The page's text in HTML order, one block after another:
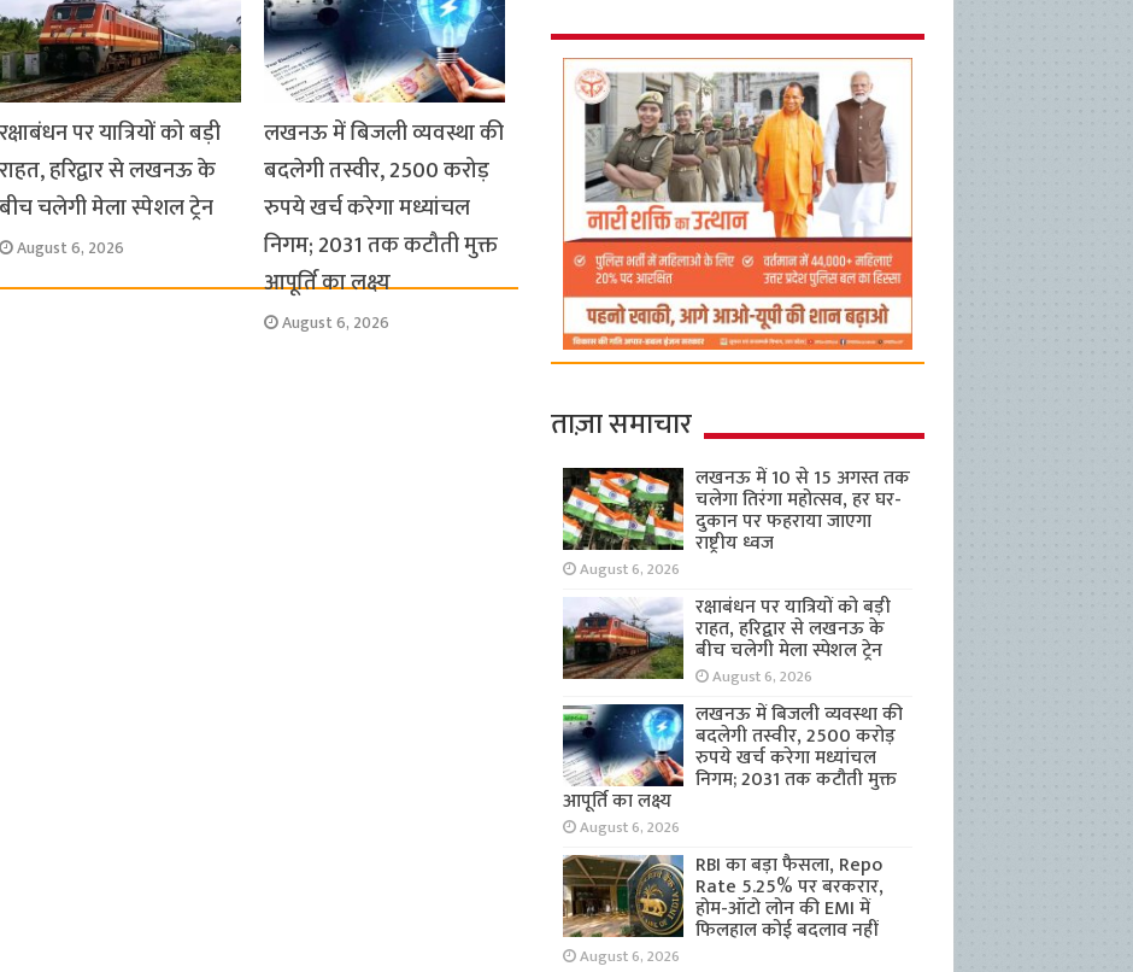
रक्षाबंधन पर यात्रियों को बड़ी
राहत, हरिद्वार से लखनऊ के
बीच चलेगी मेला स्पेशल ट्रेन
August 6, 2026
लखनऊ में बिजली व्यवस्था की
बदलेगी तस्वीर, 2500 करोड़
रुपये खर्च करेगा मध्यांचल
निगम; 2031 तक कटौती मुक्त
आपूर्ति का लक्ष्य
August 6, 2026
ताज़ा समाचार
लखनऊ में 10 से 15 अगस्त तक
चलेगा तिरंगा महोत्सव, हर घर-
दुकान पर फहराया जाएगा
राष्ट्रीय ध्वज
August 6, 2026
रक्षाबंधन पर यात्रियों को बड़ी
राहत, हरिद्वार से लखनऊ के
बीच चलेगी मेला स्पेशल ट्रेन
August 6, 2026
लखनऊ में बिजली व्यवस्था की
बदलेगी तस्वीर, 2500 करोड़
रुपये खर्च करेगा मध्यांचल
निगम; 2031 तक कटौती मुक्त
आपूर्ति का लक्ष्य
August 6, 2026
RBI का बड़ा फैसला, Repo
Rate 5.25% पर बरकरार,
होम-ऑटो लोन की EMI में
फिलहाल कोई बदलाव नहीं
August 6, 2026